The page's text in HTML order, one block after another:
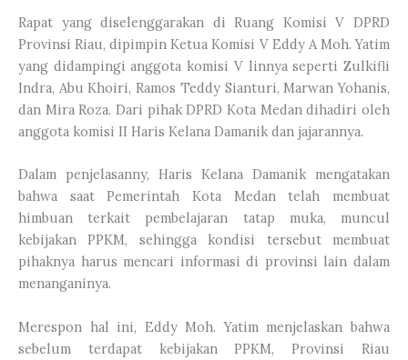
Rapat yang diselenggarakan di Ruang Komisi V DPRD
Provinsi Riau, dipimpin Ketua Komisi V Eddy A Moh. Yatim
yang didampingi anggota komisi V linnya seperti Zulkifli
Indra, Abu Khoiri, Ramos Teddy Sianturi, Marwan Yohanis,
dan Mira Roza. Dari pihak DPRD Kota Medan dihadiri oleh
anggota komisi II Haris Kelana Damanik dan jajarannya.
Dalam penjelasanny, Haris Kelana Damanik mengatakan
bahwa saat Pemerintah Kota Medan telah membuat
himbuan terkait pembelajaran tatap muka, muncul
kebijakan PPKM, sehingga kondisi tersebut membuat
pihaknya harus mencari informasi di provinsi lain dalam
menanganinya.
Merespon hal ini, Eddy Moh. Yatim menjelaskan bahwa
sebelum terdapat kebijakan PPKM, Provinsi Riau